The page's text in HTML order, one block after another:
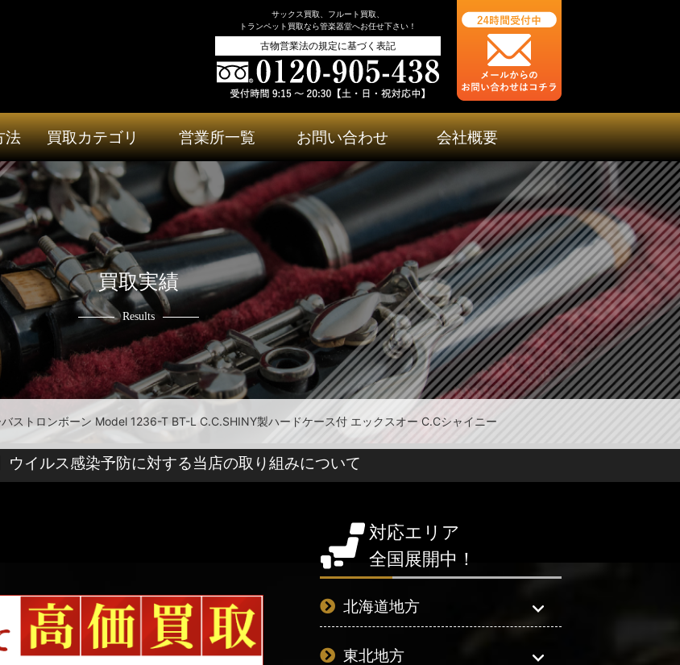
サックス買取、フルート買取、
トランペット買取なら管楽器堂へお任せ下さい！
古物営業法の規定に基づく表記
法 買取カテゴリ 営業所一覧 お問い合わせ 会社概要
ストロンボーン Model 1236-T BT-L C.C.SHINY製ハードケース付 エックスオー C.Cシャイニー
買取実績
Results
ウイルス感染予防に対する当店の取り組みについて
対応エリア
全国展開中！
北海道地方
東北地方